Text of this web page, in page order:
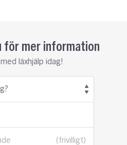
för mer information
läxhjälp idag!